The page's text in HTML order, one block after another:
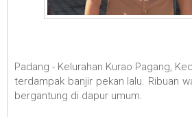
Padang - Kelurahan Kurao Pagang,
terdampak banjir pekan lalu. Ribuan
bergantung di dapur umum.